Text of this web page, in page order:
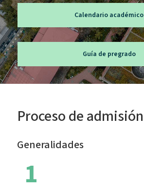
Calendario académico
Guía de pregrado
Proceso de admisión
Generalidades
1